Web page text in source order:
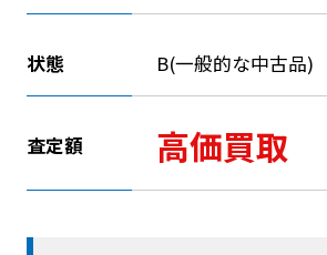
状態 B(一般的な中古品)
査定額 高価買取